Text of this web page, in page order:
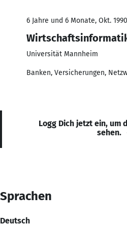
6 Jahre und 6 Monate, Okt.
Universität Mannheim
Banken, Versicherungen,
Logg Dich jetzt ein, um
sehen.
Sprachen
Deutsch